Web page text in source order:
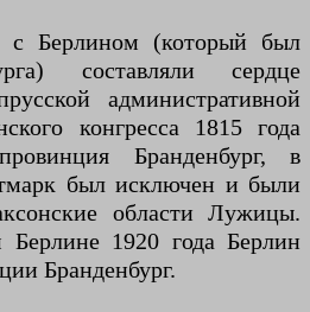
с Берлином (который был
составляли сердце
административной
конгресса 1815 года
Бранденбург, в
был исключен и были
области Лужицы.
1920 года Берлин
Бранденбург.